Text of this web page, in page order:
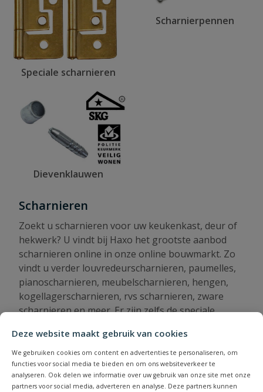
Deze website maakt gebruik van cookies
We gebruiken cookies om content en advertenties te personaliseren, om
functies voor social media te bieden en om ons websiteverkeer te
analyseren. Ook delen we informatie over uw gebruik van onze site met onze
partners voor social media, adverteren en analyse. Deze partners kunnen
Speciale scharnieren
Scharnierpennen
Dievenklauwen
Scharnieren
Zoekt u scharnieren voor uw keukenkast, deur of
hekwerk? U vindt bij Haxo het grootste aanbod
scharnieren online in onze online bouwmarkt. Zo
vindt u verder louvredeurscharnieren, paumelles,
pianoscharnieren, meubelscharnieren, hengen,
kogellagerscharnieren, rvs scharnieren, zware
scharnieren en meer. Er zijn zelfs de speciale
keukenkastscharnieren of glasdeurscharnieren.
Scharnieren word zo wel heel eenvoudig, u bestelt
makkelijk en snel met Ideal in onze webwinkel.